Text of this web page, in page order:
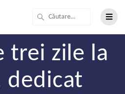
trei zile la
dedicat